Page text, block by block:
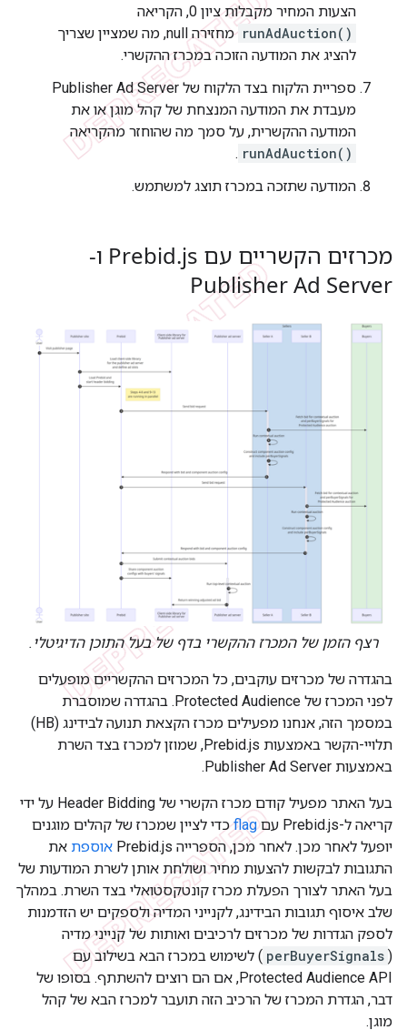
הצעות המחיר מקבלות ציון 0, הקריאה
runAdAuction()
מחזירה null, מה שמציין שצריך
להציג את המודעה הזוכה במכרז ההקשרי.
ספריית הלקוח בצד הלקוח של Publisher Ad Server
מעבדת את המודעה המנצחת של קהל מוגן או את
המודעה ההקשרית, על סמך מה שהוחזר מהקריאה
runAdAuction()
.
המודעה שתזכה במכרז תוצג למשתמש.
מכרזים הקשריים עם Prebid .
js ו-
Publisher Ad Server
רצף הזמן של המכרז ההקשרי בדף של בעל התוכן הדיגיטלי.
בהגדרה של מכרזים עוקבים, כל המכרזים ההקשריים מופעלים
לפני המכרז של Protected Audience. בהגדרה שמוסברת
במסמך הזה, אנחנו מפעילים מכרז הקצאת תנועה לבידינג (HB)
תלויי-הקשר באמצעות Prebid.js, שמוזן למכרז בצד השרת
באמצעות Publisher Ad Server.
בעל האתר מפעיל קודם מכרז הקשרי של Header Bidding על ידי
קריאה ל-Prebid.js עם
flagכדי לציין שמכרז של קהלים מוגנים
יופעל לאחר מכן. לאחר מכן, הספרייה Prebid.js
אוספת את
התגובות לבקשות להצעות מחיר ושולחת אותן לשרת המודעות של
בעל האתר לצורך הפעלת מכרז קונטקסטואלי בצד השרת. במהלך
שלב איסוף תגובות הבידינג, לקנייני המדיה ולספקים יש הזדמנות
לספק הגדרות של מכרזים לרכיבים ואותות של קנייני מדיה
(
perBuyerSignals ) לשימוש במכרז הבא בשילוב עם
Protected Audience API, אם הם רוצים להשתתף. בסופו של
דבר, הגדרת המכרז של הרכיב הזה תועבר למכרז הבא של קהל
מוגן.